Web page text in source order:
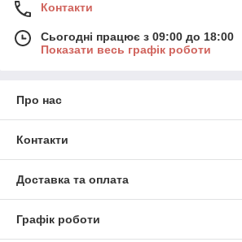
Контакти
Сьогодні працює з 09:00 до 18:00
Показати весь графік роботи
Про нас
Контакти
Доставка та оплата
Графік роботи